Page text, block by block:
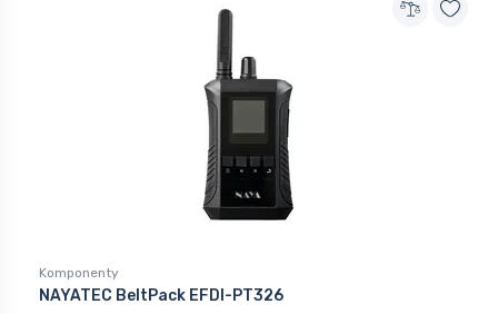
Komponenty
NAYATEC BeltPack EFDI-PT326